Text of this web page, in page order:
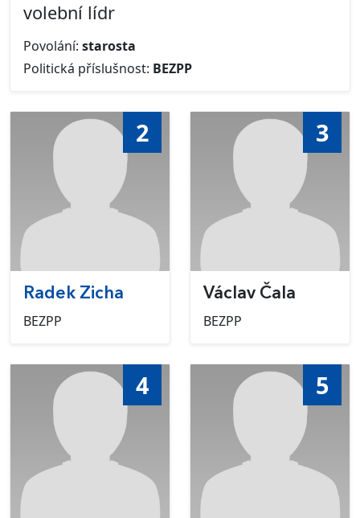
volební lídr
Povolání: starosta
Politická příslušnost: BEZPP
2
Radek Zicha
BEZPP
3
Václav Čala
BEZPP
4 5